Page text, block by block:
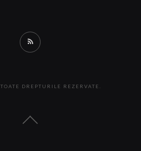
RSS
TOATE DREPTURILE REZERVATE.
Back